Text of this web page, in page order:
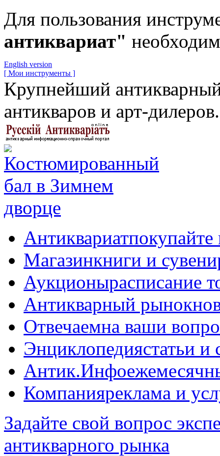
Для пользования
антиквариат"
English version
[ Мои инструменты ]
Крупнейший
антикваров и арт-дилеров.
Антиквариатпокупайте
Магазинкниги и
Аукционырасписание
Антикварный рынок
Отвечаемна ваши
Энциклопедиястатьи и
Антик.Инфо
Компанияреклама и
Задайте свой вопрос
антикварного рынка